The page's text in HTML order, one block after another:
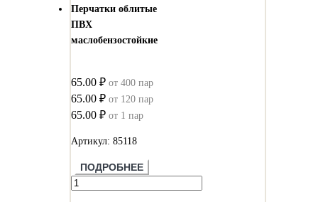
Перчатки облитые
ПВХ
маслобензостойкие
65.00 ₽ от 400 пар
65.00 ₽ от 120 пар
65.00 ₽ от 1 пар
Артикул: 85118
ПОДРОБНЕЕ